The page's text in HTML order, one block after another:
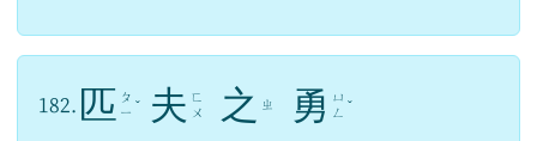
182. 匹 ㄆ
ㄧ ˇ 夫 ㄈ
ㄨ
之 ㄓ 勇 ㄩ
ㄥ ˇ